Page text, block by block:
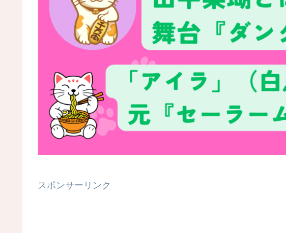
スポンサーリンク